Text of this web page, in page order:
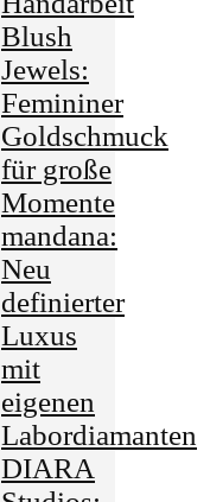
Blush
Jewels:
Femininer
Goldschmuck
für große
Momente
mandana:
Neu
definierter
Luxus
mit
eigenen
Labordiamanten
DIARA